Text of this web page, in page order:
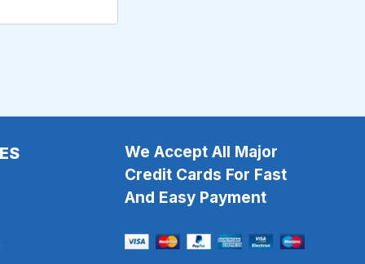
We Accept All Major
Credit Cards For Fast
And Easy Payment